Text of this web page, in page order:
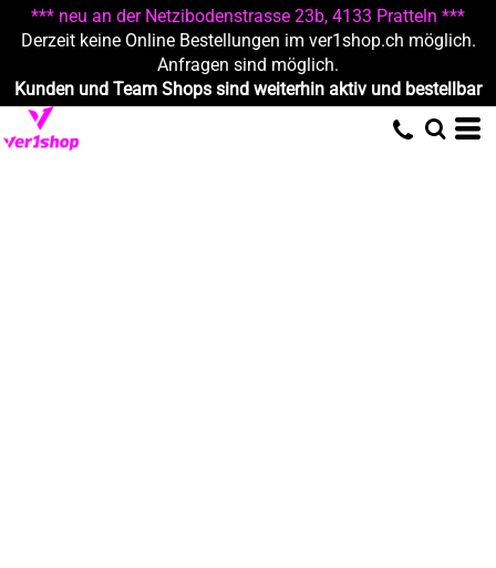
*** neu an der Netzibodenstrasse 23b, 4133 Pratteln ***
Derzeit keine Online Bestellungen im ver1shop.ch möglich.
Anfragen sind möglich.
Kunden und Team Shops sind weiterhin aktiv und bestellbar